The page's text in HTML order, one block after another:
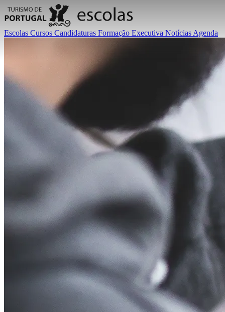
Escolas Cursos Candidaturas Formação Executiva Notícias Agenda